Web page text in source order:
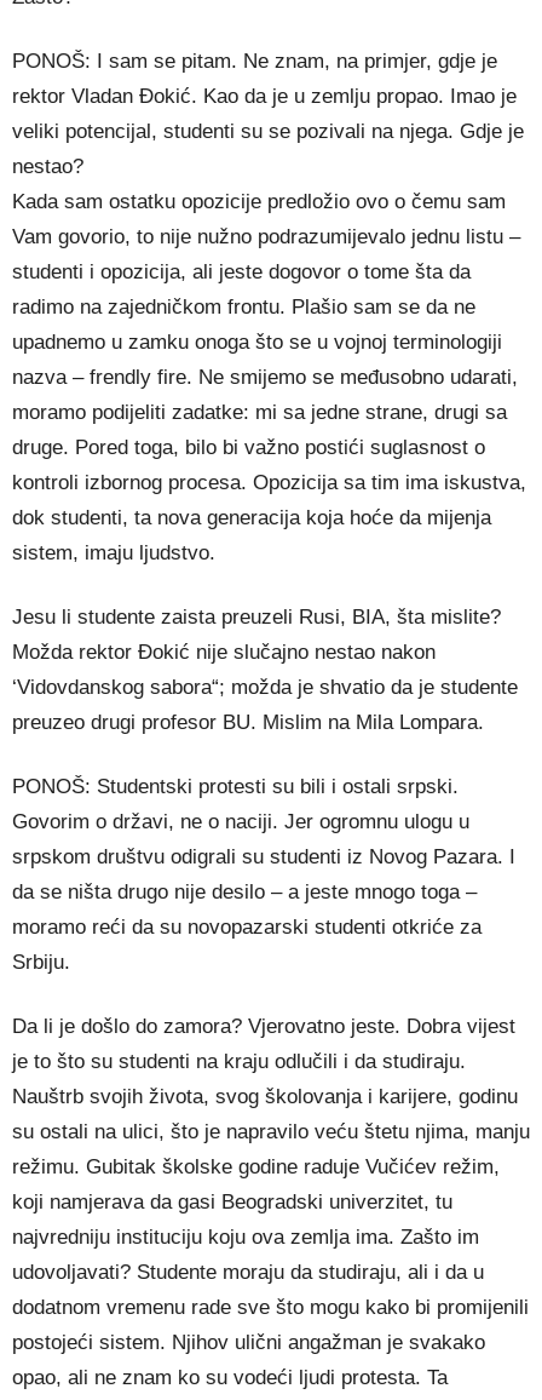
PONOŠ: I sam se pitam. Ne znam, na primjer, gdje je
rektor Vladan Đokić. Kao da je u zemlju propao. Imao je
veliki potencijal, studenti su se pozivali na njega. Gdje je
nestao?
Kada sam ostatku opozicije predložio ovo o čemu sam
Vam govorio, to nije nužno podrazumijevalo jednu listu –
studenti i opozicija, ali jeste dogovor o tome šta da
radimo na zajedničkom frontu. Plašio sam se da ne
upadnemo u zamku onoga što se u vojnoj terminologiji
nazva – frendly fire. Ne smijemo se međusobno udarati,
moramo podijeliti zadatke: mi sa jedne strane, drugi sa
druge. Pored toga, bilo bi važno postići suglasnost o
kontroli izbornog procesa. Opozicija sa tim ima iskustva,
dok studenti, ta nova generacija koja hoće da mijenja
sistem, imaju ljudstvo.
Jesu li studente zaista preuzeli Rusi, BIA, šta mislite?
Možda rektor Đokić nije slučajno nestao nakon
‘Vidovdanskog sabora“; možda je shvatio da je studente
preuzeo drugi profesor BU. Mislim na Mila Lompara.
PONOŠ: Studentski protesti su bili i ostali srpski.
Govorim o državi, ne o naciji. Jer ogromnu ulogu u
srpskom društvu odigrali su studenti iz Novog Pazara. I
da se ništa drugo nije desilo – a jeste mnogo toga –
moramo reći da su novopazarski studenti otkriće za
Srbiju.
Da li je došlo do zamora? Vjerovatno jeste. Dobra vijest
je to što su studenti na kraju odlučili i da studiraju.
Nauštrb svojih života, svog školovanja i karijere, godinu
su ostali na ulici, što je napravilo veću štetu njima, manju
režimu. Gubitak školske godine raduje Vučićev režim,
koji namjerava da gasi Beogradski univerzitet, tu
najvredniju instituciju koju ova zemlja ima. Zašto im
udovoljavati? Studente moraju da studiraju, ali i da u
dodatnom vremenu rade sve što mogu kako bi promijenili
postojeći sistem. Njihov ulični angažman je svakako
opao, ali ne znam ko su vodeći ljudi protesta. Ta